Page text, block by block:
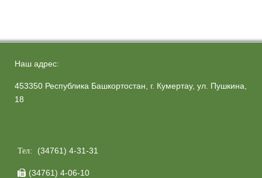
Наш адрес:
453350 Республика Башкортостан, г. Кумертау, ул. Пушкина,
18
Тел: (34761) 4-31-31
 (34761) 4-06-10